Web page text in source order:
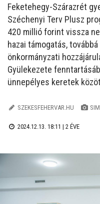
Feketehegy-Szárazrét
Széchenyi Terv Plusz
420 millió forint vissza
hazai támogatás,
önkormányzati
Gyülekezete
ünnepélyes keretek
SZEKESFEHERVAR.HU
2024.12.13. 18:11 | 2 ÉVE